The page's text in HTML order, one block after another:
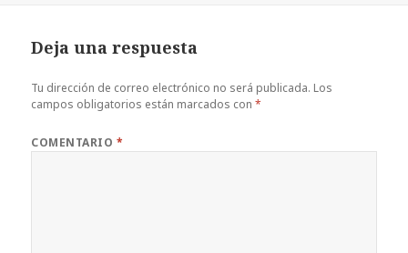
b
o
r es
t
A
p ir
Deja una respuesta
Tu dirección de correo electrónico no será publicada. Los
campos obligatorios están marcados con*
COMENTARIO *